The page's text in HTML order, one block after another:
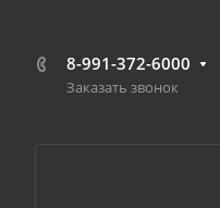
8-991-372-6000
Заказать звонок